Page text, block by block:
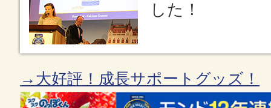
した！
→大好評！成長サポートグッズ！